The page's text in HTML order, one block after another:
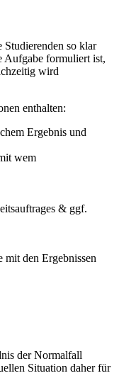
so klar
Aufgabe formuliert ist,
wird
enthalten:
Ergebnis und
wem
& ggf.
mit den Ergebnissen
der Normalfall
Situation daher für